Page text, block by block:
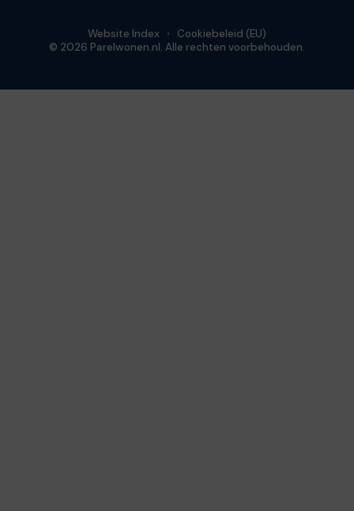
© 2026 Parelwonen.nl. Alle rechten voorbehouden.
Website Index Cookiebeleid (EU)